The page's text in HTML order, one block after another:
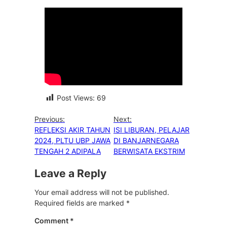
Post Views: 69
Previous:
REFLEKSI AKIR TAHUN
2024, PLTU UBP JAWA
TENGAH 2 ADIPALA
Next:
ISI LIBURAN, PELAJAR
DI BANJARNEGARA
BERWISATA EKSTRIM
Leave a Reply
Your email address will not be published.
Required fields are marked *
Comment *